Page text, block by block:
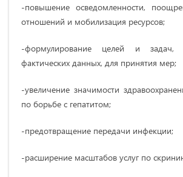
-повышение осведомленности,
отношений и мобилизация ресурсов;
-формулирование целей и задач,
фактических данных, для принятия мер;
-увеличение значимости
по борьбе с гепатитом;
-предотвращение передачи инфекции;
-расширение масштабов услуг по